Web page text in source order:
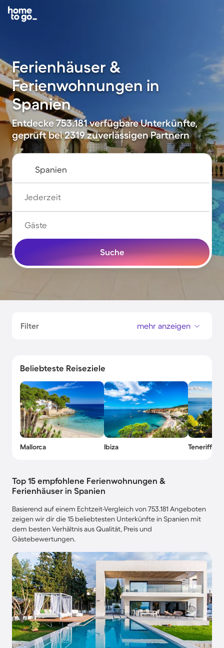
Ferienhäuser &
Ferienwohnungen in
Spanien
Entdecke 753.181 verfügbare Unterkünfte,
geprüft bei 2319 zuverlässigen Partnern
Jederzeit
Gäste
Suche
Filter mehr anzeigen
Beliebteste Reiseziele
Mallorca Ibiza Teneriffa
Top 15 empfohlene Ferienwohnungen &
Ferienhäuser in Spanien
Basierend auf einem Echtzeit-Vergleich von 753.181 Angeboten
zeigen wir dir die 15 beliebtesten Unterkünfte in Spanien mit
dem besten Verhältnis aus Qualität, Preis und
Gästebewertungen.